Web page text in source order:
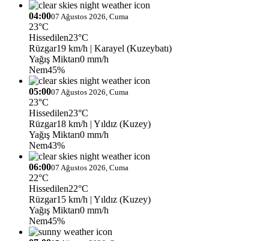
04:0007 Ağustos 2026, Cuma
23°C
Hissedilen23°C
Rüzgar19 km/h | Karayel (Kuzeybatı)
Yağış Miktarı0 mm/h
Nem45%
05:0007 Ağustos 2026, Cuma
23°C
Hissedilen23°C
Rüzgar18 km/h | Yıldız (Kuzey)
Yağış Miktarı0 mm/h
Nem43%
06:0007 Ağustos 2026, Cuma
22°C
Hissedilen22°C
Rüzgar15 km/h | Yıldız (Kuzey)
Yağış Miktarı0 mm/h
Nem45%